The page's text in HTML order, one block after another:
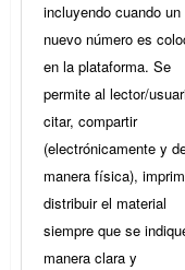
incluyendo cuando un
nuevo número es
en la plataforma. Se
permite al lector/
citar, compartir
(electrónicamente y
manera física),
distribuir el material
siempre que se
manera clara y